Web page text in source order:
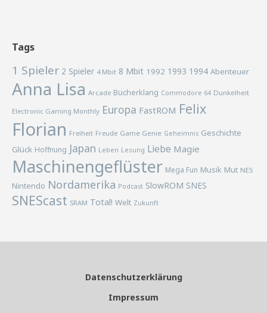
Tags
1 Spieler 2 Spieler 4 Mbit 8 Mbit 1992 1993 1994 Abenteuer
Anna Lisa Arcade Bücherklang Commodore 64 Dunkelheit
Electronic Gaming Monthly Europa FastROM Felix
Florian Freiheit Freude Game Genie Geheimnis Geschichte
Glück Hoffnung Japan Leben Lesung Liebe Magie
Maschinengeflüster Mega Fun Musik Mut NES
Nintendo Nordamerika Podcast SlowROM SNES
SNEScast SRAM Total! Welt Zukunft
Datenschutzerklärung
Impressum